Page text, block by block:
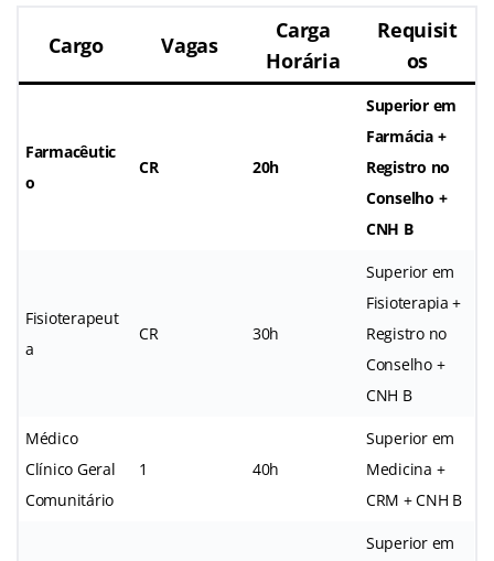
Cargo Vagas
Carga
Horária
Requisit
os
Farmacêutic
o
CR 20h
Superior em
Farmácia +
Registro no
Conselho +
CNH B
Fisioterapeut
a
CR 30h
Superior em
Fisioterapia +
Registro no
Conselho +
CNH B
Médico
Clínico Geral
Comunitário
1 40h
Superior em
Medicina +
CRM + CNH B
Superior em